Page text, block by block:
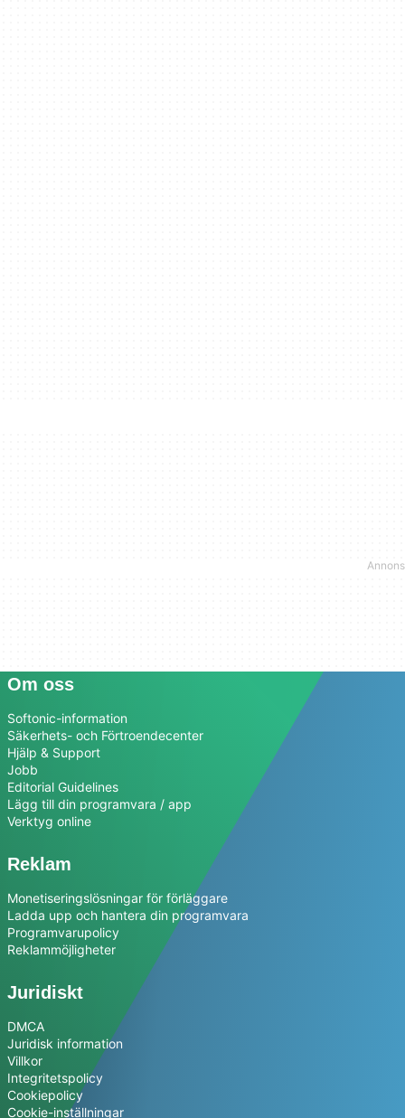
Om oss
Softonic-information
Säkerhets- och Förtroendecenter
Hjälp & Support
Jobb
Editorial Guidelines
Lägg till din programvara / app
Verktyg online
Reklam
Monetiseringslösningar för förläggare
Ladda upp och hantera din programvara
Programvarupolicy
Reklammöjligheter
Juridiskt
DMCA
Juridisk information
Villkor
Integritetspolicy
Cookiepolicy
Cookie-inställningar